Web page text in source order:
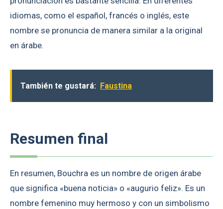
idiomas, como el español, francés o inglés, este
nombre se pronuncia de manera similar a la original
en árabe.
También te gustará: Faustina
Resumen final
En resumen, Bouchra es un nombre de origen árabe
que significa «buena noticia» o «augurio feliz». Es un
nombre femenino muy hermoso y con un simbolismo